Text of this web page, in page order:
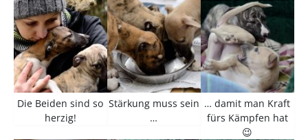
Die Beiden sind so
herzig!
Stärkung muss sein
…
… damit man Kraft
fürs Kämpfen hat
😉